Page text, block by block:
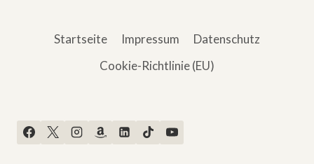
Startseite Impressum
Datenschutz
Cookie-Richtlinie (EU)